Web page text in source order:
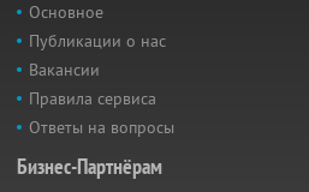
Основное
Публикации о нас
Вакансии
Правила сервиса
Ответы на вопросы
Бизнес-Партнёрам